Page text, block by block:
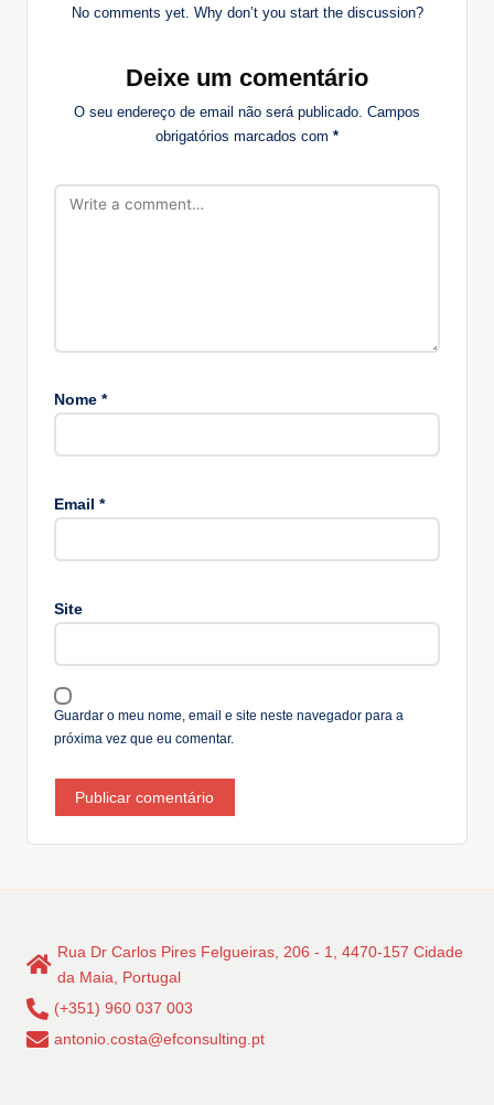
No comments yet. Why don’t you start the discussion?
Deixe um comentário
O seu endereço de email não será publicado. Campos
obrigatórios marcados com *
Nome *
Email *
Site
Guardar o meu nome, email e site neste navegador para a
próxima vez que eu comentar.
Rua Dr Carlos Pires Felgueiras, 206 - 1, 4470-157 Cidade
da Maia, Portugal
(+351) 960 037 003
antonio.costa@efconsulting.pt